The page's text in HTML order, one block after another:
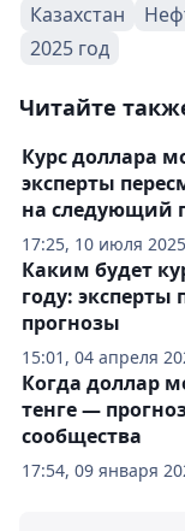
Казахстан
2025 год
Читайте
17:25, 10 июля 2025
Курс доллара
эксперты
на следующий
15:01, 04 апреля
Каким будет
году: эксперты
прогнозы
17:54, 09 января
Когда доллар
тенге —
сообщества